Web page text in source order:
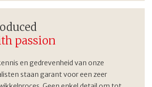
passion
en gedrevenheid van onze
staan garant voor een zeer